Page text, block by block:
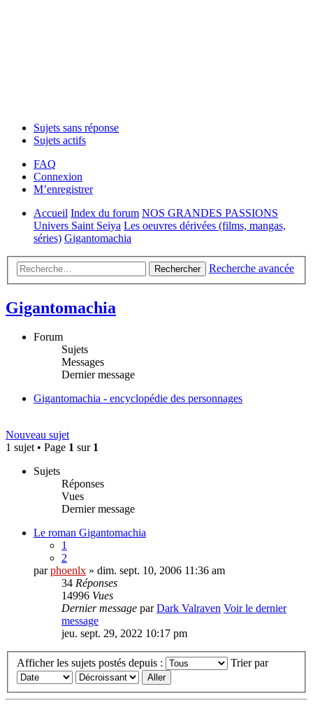
Sujets sans réponse
Sujets actifs
FAQ
Connexion
M’enregistrer
Accueil Index du forum NOS GRANDES PASSIONS
Univers Saint Seiya Les oeuvres dérivées (films, mangas,
séries) Gigantomachia
Rechercher Recherche avancée
Gigantomachia
Forum
Sujets
Messages
Dernier message
Gigantomachia - encyclopédie des personnages
Nouveau sujet
1 sujet • Page 1 sur 1
Sujets
Réponses
Vues
Dernier message
Le roman Gigantomachia
1
2
parphoenlx » dim. sept. 10, 2006 11:36 am
34 Réponses
14996 Vues
Dernier message parDark Valraven Voir le dernier
message
jeu. sept. 29, 2022 10:17 pm
Afficher les sujets postés depuis : Trier par